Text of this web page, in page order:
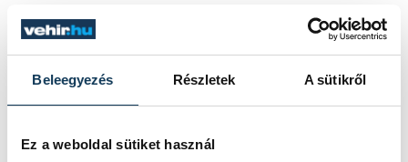
Beleegyezés Részletek A sütikről
Ez a weboldal sütiket használ
Kápolnában, a Hangvilla kávézójában, a
Csermák Antal Zeneiskola kőszínpadán és
a Ratzkó Dezső Múzeumban – 48
minikoncert színesíti a programot.